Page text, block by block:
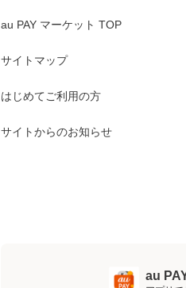
au PAY マーケット TOP
サイトマップ
はじめてご利用の方
サイトからのお知らせ
au